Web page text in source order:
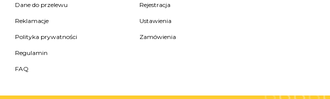
Dane do przelewu
Reklamacje
Polityka prywatności
Regulamin
FAQ
Rejestracja
Ustawienia
Zamówienia